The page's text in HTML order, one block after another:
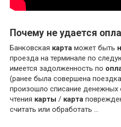
Почему не удается
Банковская карта может быть
проезда на терминале по
имеется задолженность по
(ранее была совершена
произошло списание денежных
чтения карты / карта
считать или обработать …